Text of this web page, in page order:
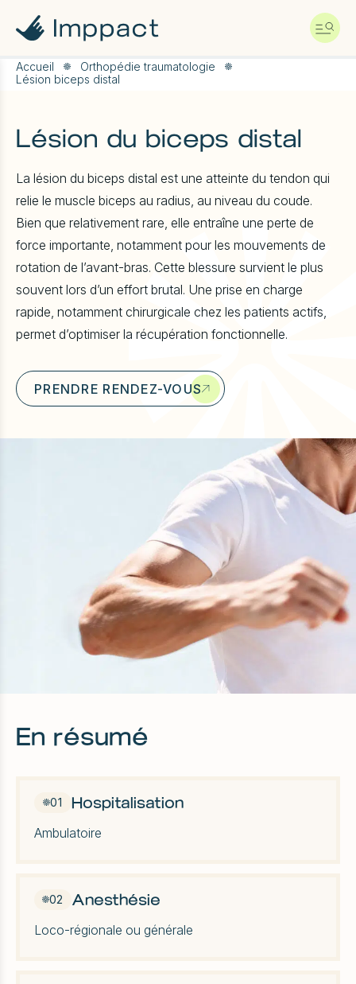
Accueil
Orthopédie traumatologie
Lésion biceps distal
Lésion du biceps distal
La lésion du biceps distal est une atteinte du tendon qui
relie le muscle biceps au radius, au niveau du coude.
Bien que relativement rare, elle entraîne une perte de
force importante, notamment pour les mouvements de
rotation de l’avant-bras. Cette blessure survient le plus
souvent lors d’un effort brutal. Une prise en charge
rapide, notamment chirurgicale chez les patients actifs,
permet d’optimiser la récupération fonctionnelle.
PRENDRE RENDEZ-VOUS
En résumé
01 Hospitalisation
Ambulatoire
02 Anesthésie
Loco-régionale ou générale